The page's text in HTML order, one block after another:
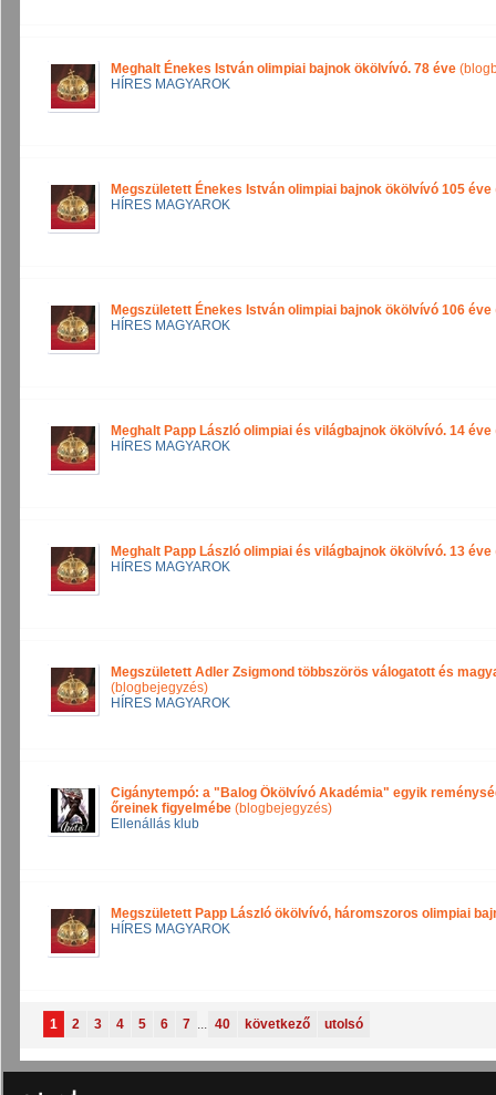
Meghalt Énekes István olimpiai bajnok ökölvívó. 78 éve
HÍRES MAGYAROK
Megszületett Énekes István olimpiai bajnok ökölvívó 105 éve
HÍRES MAGYAROK
Megszületett Énekes István olimpiai bajnok ökölvívó 106 éve
HÍRES MAGYAROK
Meghalt Papp László olimpiai és világbajnok ökölvívó. 14 éve
HÍRES MAGYAROK
Meghalt Papp László olimpiai és világbajnok ökölvívó. 13 éve
HÍRES MAGYAROK
Megszületett Adler Zsigmond többszörös válogatott és
(blogbejegyzés)
HÍRES MAGYAROK
Cigánytempó: a "Balog Ökölvívó Akadémia" egyik
őreinek figyelmébe (blogbejegyzés)
Ellenállás klub
Megszületett Papp László ökölvívó, háromszoros olimpiai
HÍRES MAGYAROK
1 2 3 4 5 6 7 ... 40 következő utolsó